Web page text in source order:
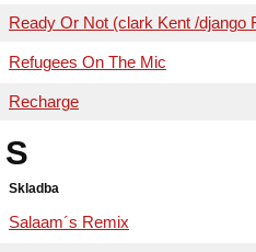
Ready Or Not (clark Kent /django
Refugees On The Mic
Recharge
S
Skladba
Salaam´s Remix